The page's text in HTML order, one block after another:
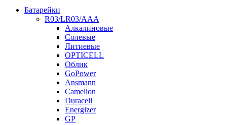
Батарейки
R03/LR03/AAA
Алкалиновые
Солевые
Литиевые
OPTICELL
Облик
GoPower
Ansmann
Camelion
Duracell
Energizer
GP